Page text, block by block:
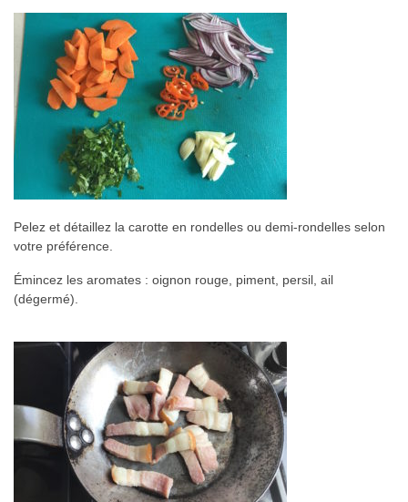
Pelez et détaillez la carotte en rondelles ou demi-rondelles selon
votre préférence.
Émincez les aromates : oignon rouge, piment, persil, ail
(dégermé).